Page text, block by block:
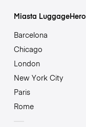
Miasta LuggageHero
Barcelona
Chicago
London
New York City
Paris
Rome